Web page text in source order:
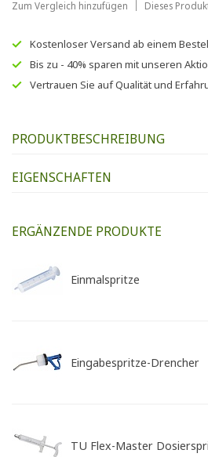
Zum Vergleich hinzufügen Dieses
Kostenloser Versand ab einem
Bis zu - 40% sparen mit unseren
Vertrauen Sie aufQualität und
PRODUKTBESCHREIBUNG
EIGENSCHAFTEN
ERGÄNZENDE PRODUKTE
Einmalspritze
Eingabespritze-Drencher
TU Flex-Master